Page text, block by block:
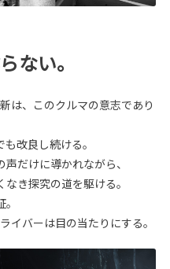
ない。
は、このクルマの意志であり
改良し続ける。
だけに導かれながら、
き探究の道を駆ける。
イバーは目の当たりにする。